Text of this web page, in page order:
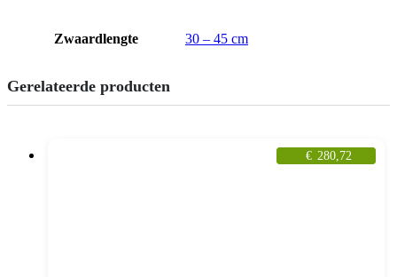
Zwaardlengte 30 – 45 cm
Gerelateerde producten
€ 280,72